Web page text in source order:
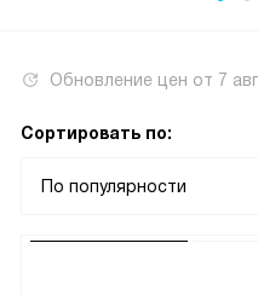
Обновление цен от 7
Сортировать по:
По популярности